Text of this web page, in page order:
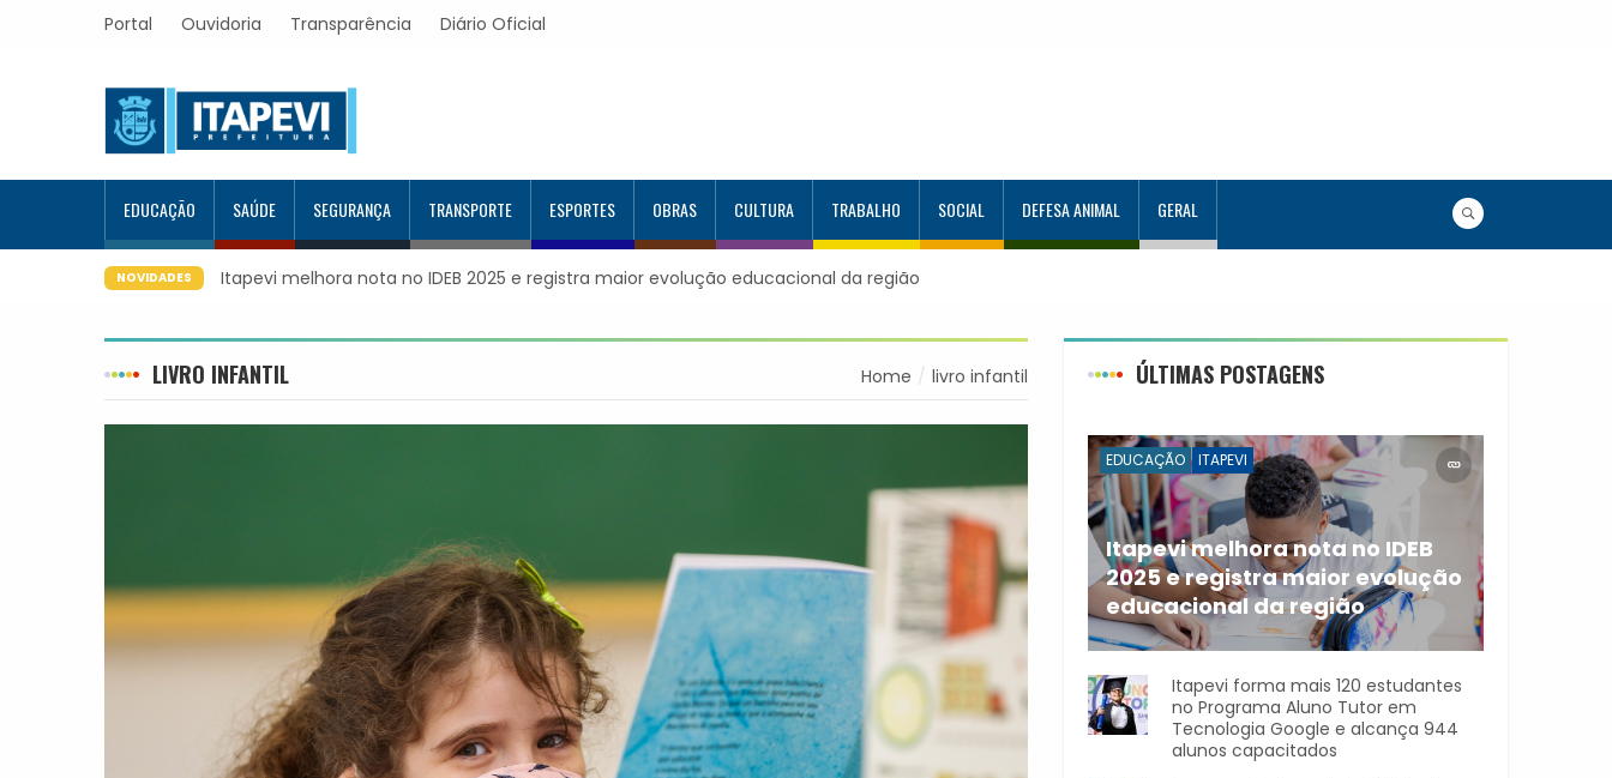
Portal Ouvidoria Transparência Diário Oficial
EDUCAÇÃO SAÚDE SEGURANÇA TRANSPORTE ESPORTES OBRAS CULTURA TRABALHO SOCIAL DEFESA ANIMAL GERAL
NOVIDADES Itapevi melhora nota no IDEB 2025 e registra maior evolução educacional da região
LIVRO INFANTIL Home livro infantil ÚLTIMAS POSTAGENS
EDUCAÇÃO ITAPEVI
Itapevi melhora nota no IDEB
2025 e registra maior evolução
educacional da região
A rede municipal de ensino
Itapevi forma mais 120 estudantes
no Programa Aluno Tutor em
Tecnologia Google e alcança 944
alunos capacitados